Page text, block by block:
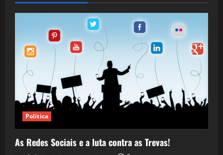
Política
As Redes Sociais e a luta contra as Trevas!